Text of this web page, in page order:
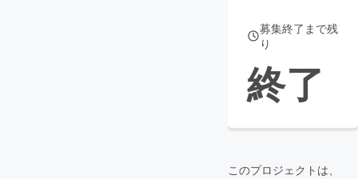
募集終了まで残
り
終了
このプロジェクトは、